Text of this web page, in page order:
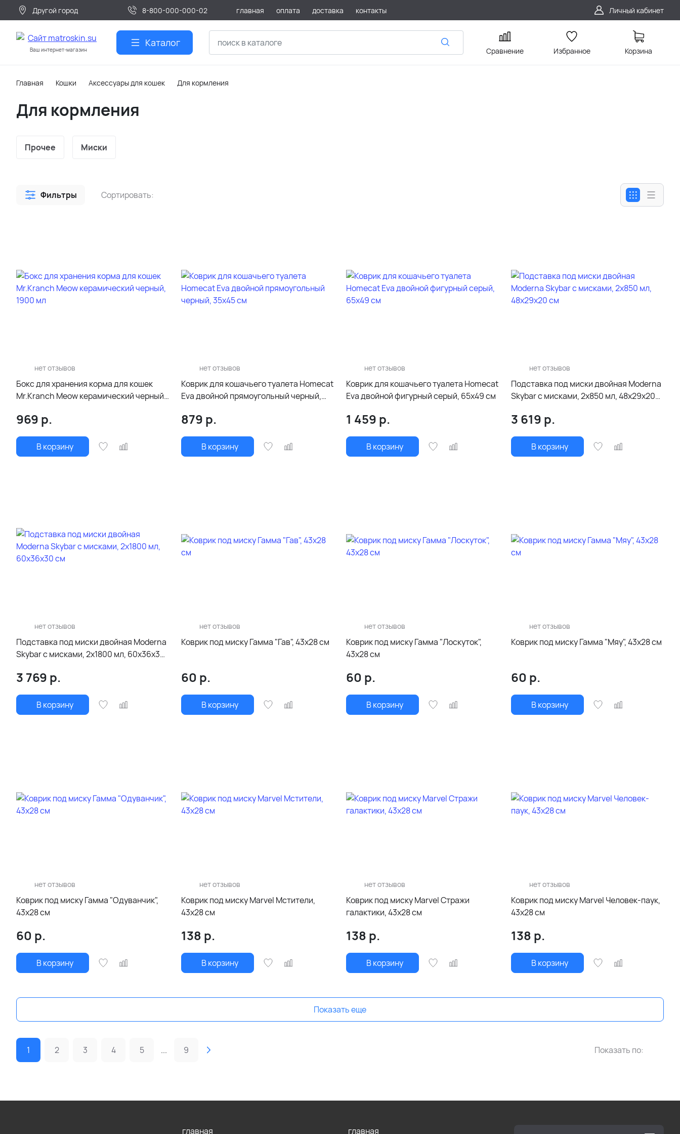
Другой город 8-800-000-000-02 главная оплата доставка контакты Личный кабинет
Ваш интернет-магазин
Каталог
Сравнение Избранное Корзина
Главная Кошки Аксессуары для кошек Для кормления
Для кормления
Прочее Миски
Фильтры Сортировать:
нет отзывов
Бокс для хранения корма для кошек
Mr.Kranch Meow керамический черный,
969 р.
В корзину
нет отзывов
Коврик для кошачьего туалета Homecat
Eva двойной прямоугольный черный,
879 р.
В корзину
нет отзывов
Коврик для кошачьего туалета Homecat
Eva двойной фигурный серый, 65х49 см
1 459 р.
В корзину
нет отзывов
Подставка под миски двойная Moderna
Skybar с мисками, 2x850 мл, 48х29х20
3 619 р.
В корзину
нет отзывов
Подставка под миски двойная Moderna
Skybar с мисками, 2x1800 мл, 60х36х30
3 769 р.
В корзину
нет отзывов
Коврик под миску Гамма "Гав", 43х28 см
60 р.
В корзину
нет отзывов
Коврик под миску Гамма "Лоскуток",
43х28 см
60 р.
В корзину
нет отзывов
Коврик под миску Гамма "Мяу", 43х28 см
60 р.
В корзину
нет отзывов
Коврик под миску Гамма "Одуванчик",
43х28 см
60 р.
В корзину
нет отзывов
Коврик под миску Marvel Мстители,
43х28 см
138 р.
В корзину
нет отзывов
Коврик под миску Marvel Стражи
галактики, 43х28 см
138 р.
В корзину
нет отзывов
Коврик под миску Marvel Человек-паук,
43х28 см
138 р.
В корзину
Показать еще
1 2 3 4 5 ... 9 Показать по:
главная главная